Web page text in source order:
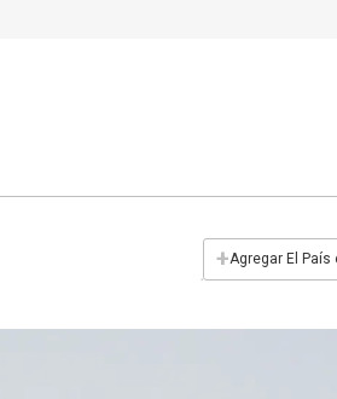
+Agregar El País